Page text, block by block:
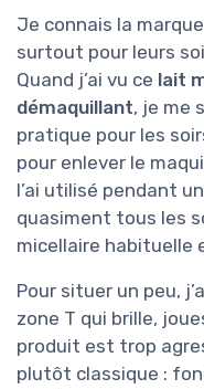
Je connais la
surtout pour leurs
Quand j’ai vu ce lait
démaquillant, je me
pratique pour les
pour enlever le
l’ai utilisé pendant
quasiment tous les
micellaire habituelle
Pour situer un peu,
zone T qui brille,
produit est trop
plutôt classique :